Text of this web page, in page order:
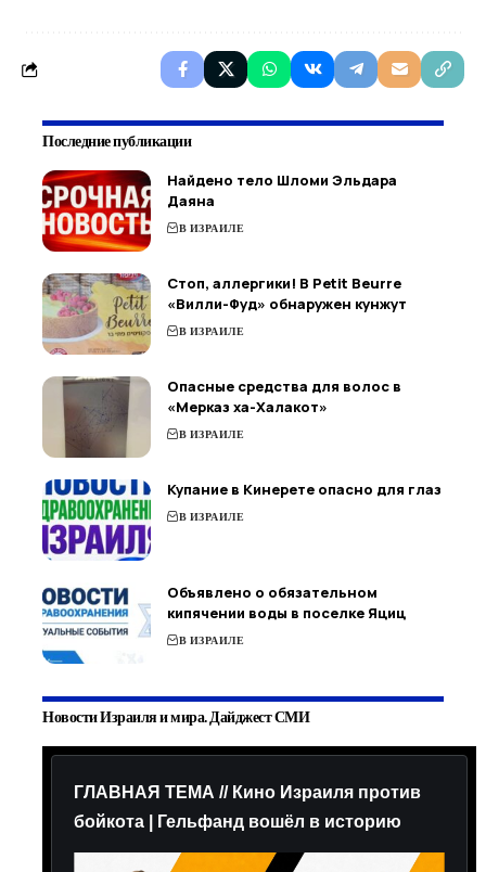
Последние публикации
Найдено тело Шломи Эльдара
Даяна
В ИЗРАИЛЕ
Стоп, аллергики! В Petit Beurre
«Вилли-Фуд» обнаружен кунжут
В ИЗРАИЛЕ
Опасные средства для волос в
«Мерказ ха-Халакот»
В ИЗРАИЛЕ
Купание в Кинерете опасно для глаз
В ИЗРАИЛЕ
Объявлено о обязательном
кипячении воды в поселке Яциц
В ИЗРАИЛЕ
Новости Израиля и мира. Дайджест СМИ